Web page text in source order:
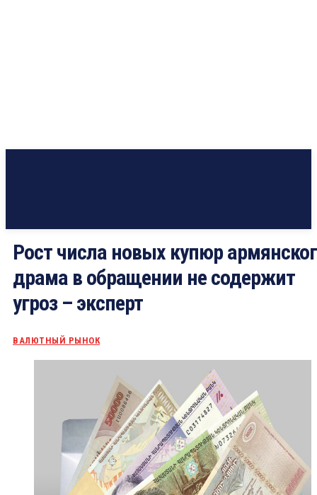
Рост числа новых купюр
драма в обращении не содержит
угроз – эксперт
ВАЛЮТНЫЙ РЫНОК